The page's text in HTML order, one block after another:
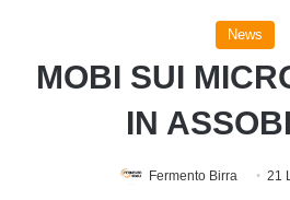
News
MOBI SUI
IN
Fermento Birra 21